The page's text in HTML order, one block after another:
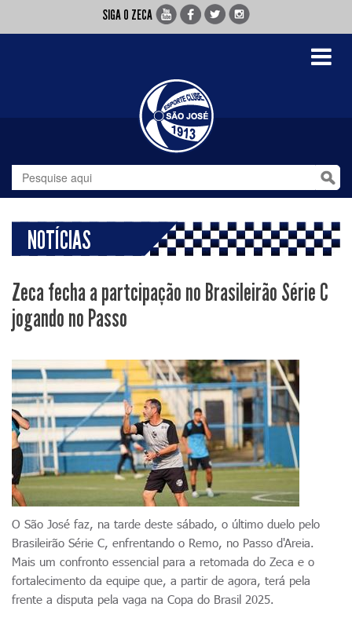
SIGA O ZECA
Toggle
NOTÍCIAS
Zeca fecha a partcipação no Brasileirão Série C
jogando no Passo
O São José faz, na tarde deste sábado, o último duelo pelo
Brasileirão Série C, enfrentando o Remo, no Passo d'Areia.
Mais um confronto essencial para a retomada do Zeca e o
fortalecimento da equipe que, a partir de agora, terá pela
frente a disputa pela vaga na Copa do Brasil 2025.